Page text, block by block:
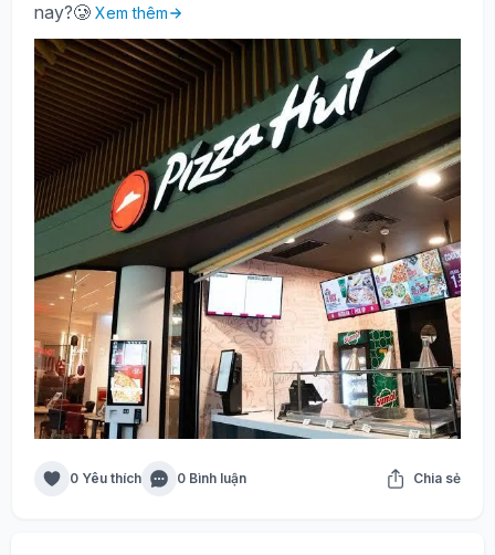
nay?🥲 Xem thêm
0 Yêu thích 0 Bình luận Chia sẻ